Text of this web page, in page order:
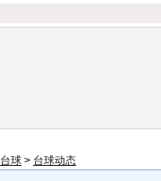
台球 > 台球动态